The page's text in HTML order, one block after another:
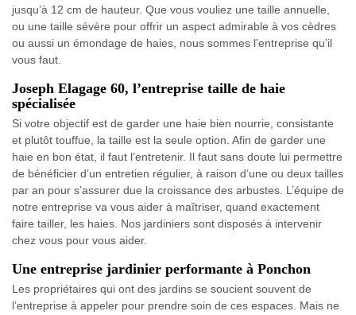
jusqu’à 12 cm de hauteur. Que vous vouliez une taille annuelle,
ou une taille sévère pour offrir un aspect admirable à vos cèdres
ou aussi un émondage de haies, nous sommes l’entreprise qu’il
vous faut.
Joseph Elagage 60, l’entreprise taille de haie
spécialisée
Si votre objectif est de garder une haie bien nourrie, consistante
et plutôt touffue, la taille est la seule option. Afin de garder une
haie en bon état, il faut l’entretenir. Il faut sans doute lui permettre
de bénéficier d’un entretien régulier, à raison d’une ou deux tailles
par an pour s’assurer due la croissance des arbustes. L’équipe de
notre entreprise va vous aider à maîtriser, quand exactement
faire tailler, les haies. Nos jardiniers sont disposés à intervenir
chez vous pour vous aider.
Une entreprise jardinier performante à Ponchon
Les propriétaires qui ont des jardins se soucient souvent de
l’entreprise à appeler pour prendre soin de ces espaces. Mais ne